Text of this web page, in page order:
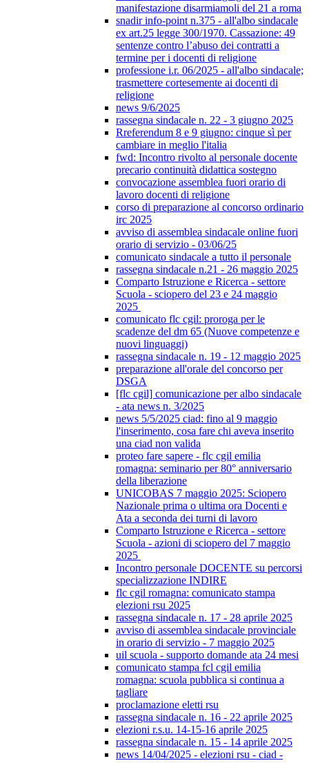
manifestazione disarmiamoli del 21 a roma
snadir info-point n.375 - all'albo sindacale
ex art.25 legge 300/1970. Cassazione: 49
sentenze contro l’abuso dei contratti a
termine per i docenti di religione
professione i.r. 06/2025 - all'albo sindacale;
trasmettere cortesemente ai docenti di
religione
news 9/6/2025
rassegna sindacale n. 22 - 3 giugno 2025
Rreferendum 8 e 9 giugno: cinque sì per
cambiare in meglio l'italia
fwd: Incontro rivolto al personale docente
precario continuità didattica sostegno
convocazione assemblea fuori orario di
lavoro docenti di religione
corso di preparazione al concorso ordinario
irc 2025
avviso di assemblea sindacale online fuori
orario di servizio - 03/06/25
comunicato sindacale a tutto il personale
rassegna sindacale n.21 - 26 maggio 2025
Comparto Istruzione e Ricerca - settore
Scuola - sciopero del 23 e 24 maggio
2025
comunicato flc cgil: proroga per le
scadenze del dm 65 (Nuove competenze e
nuovi linguaggi)
rassegna sindacale n. 19 - 12 maggio 2025
preparazione all'orale del concorso per
DSGA
[flc cgil] comunicazione per albo sindacale
- ata news n. 3/2025
news 5/5/2025 ciad: fino al 9 maggio
l'inserimento, cosa fare chi aveva inserito
una ciad non valida
proteo fare sapere - flc cgil emilia
romagna: seminario per 80° anniversario
della liberazione
UNICOBAS 7 maggio 2025: Sciopero
Nazionale prima o ultima ora Docenti e
Ata a seconda dei turni di lavoro
Comparto Istruzione e Ricerca - settore
Scuola - azioni di sciopero del 7 maggio
2025
Incontro personale DOCENTE su percorsi
specializzazione INDIRE
flc cgil romagna: comunicato stampa
elezioni rsu 2025
rassegna sindacale n. 17 - 28 aprile 2025
avviso di assemblea sindacale provinciale
in orario di servizio - 7 maggio 2025
uil scuola - supporto domande ata 24 mesi
comunicato stampa fcl cgil emilia
romagna: scuola pubblica si continua a
tagliare
proclamazione eletti rsu
rassegna sindacale n. 16 - 22 aprile 2025
elezioni r.s.u. 14-15-16 aprile 2025
rassegna sindacale n. 15 - 14 aprile 2025
news 14/04/2025 - elezioni rsu - ciad -